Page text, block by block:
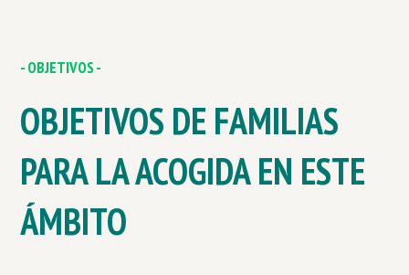
- OBJETIVOS -
OBJETIVOS DE FAMILIAS
PARA LA ACOGIDA EN ESTE
ÁMBITO